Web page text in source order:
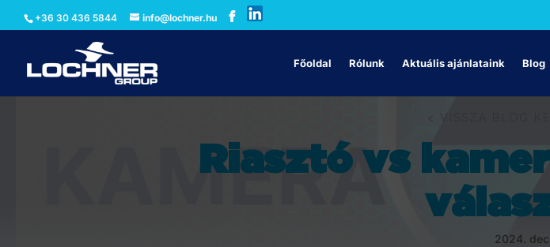
+36 30 436 5844 info@lochner.hu
Főoldal Rólunk Aktuális ajánlataink Blog
Riasztó vs
2024.